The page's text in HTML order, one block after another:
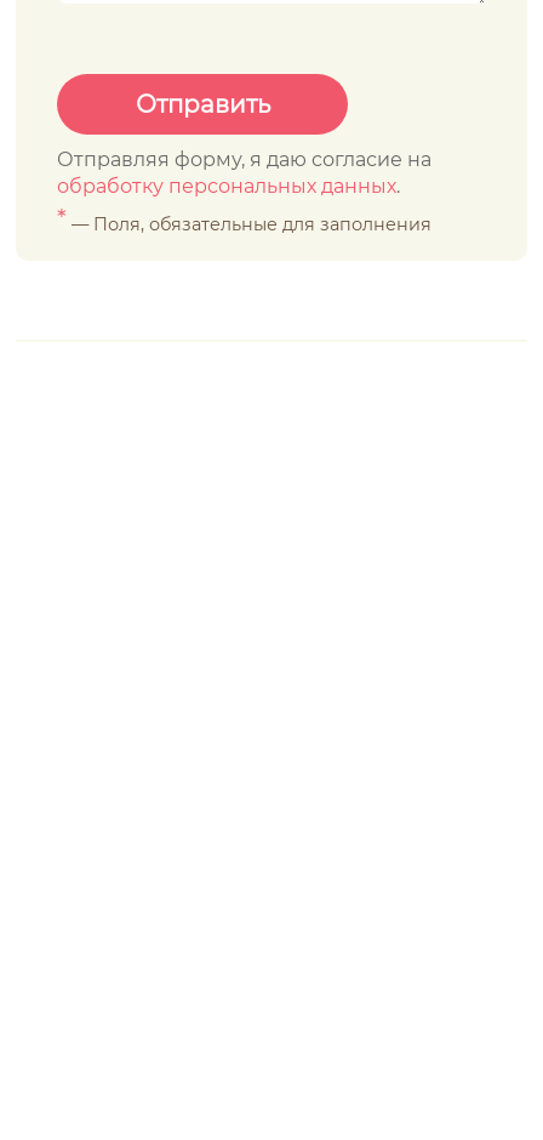
Отправляя форму, я даю согласие на
обработку персональных данных.
* — Поля, обязательные для заполнения